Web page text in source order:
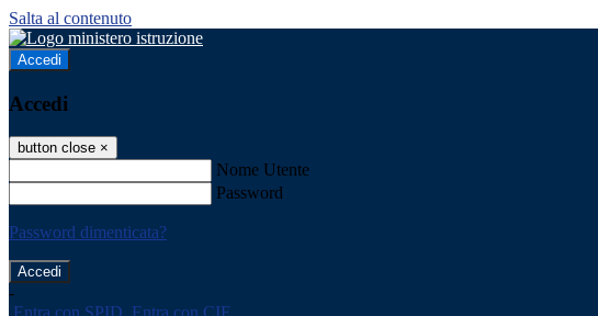
Salta al contenuto
Accedi
Accedi
button close ×
Nome Utente
Password
Password dimenticata?
-